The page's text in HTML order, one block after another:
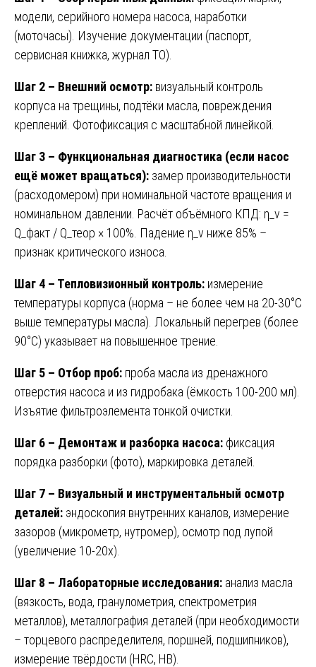
модели, серийного номера насоса, наработки
(моточасы). Изучение документации (паспорт,
сервисная книжка, журнал ТО).
Шаг 2 – Внешний осмотр: визуальный контроль
корпуса на трещины, подтёки масла, повреждения
креплений. Фотофиксация с масштабной линейкой.
Шаг 3 – Функциональная диагностика (если насос
ещё может вращаться): замер производительности
(расходомером) при номинальной частоте вращения и
номинальном давлении. Расчёт объёмного КПД: η_v =
Q_факт / Q_теор × 100%. Падение η_v ниже 85% –
признак критического износа.
Шаг 4 – Тепловизионный контроль: измерение
температуры корпуса (норма – не более чем на 20-30°C
выше температуры масла). Локальный перегрев (более
90°C) указывает на повышенное трение.
Шаг 5 – Отбор проб: проба масла из дренажного
отверстия насоса и из гидробака (ёмкость 100-200 мл).
Изъятие фильтроэлемента тонкой очистки.
Шаг 6 – Демонтаж и разборка насоса: фиксация
порядка разборки (фото), маркировка деталей.
Шаг 7 – Визуальный и инструментальный осмотр
деталей: эндоскопия внутренних каналов, измерение
зазоров (микрометр, нутромер), осмотр под лупой
(увеличение 10-20x).
Шаг 8 – Лабораторные исследования: анализ масла
(вязкость, вода, гранулометрия, спектрометрия
металлов), металлография деталей (при необходимости
– торцевого распределителя, поршней, подшипников),
измерение твёрдости (HRC, HB).